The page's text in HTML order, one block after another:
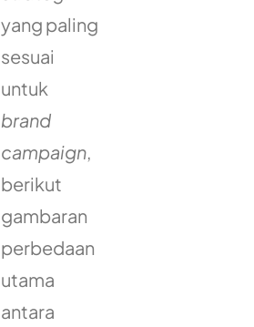
yang paling
sesuai
untuk
brand
campaign,
berikut
gambaran
perbedaan
utama
antara